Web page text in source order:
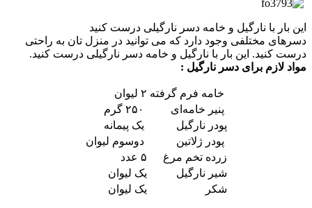
این بار با نارگیل و خامه دسر نارگیلی درست کنید
دسرهای مختلفی وجود دارد که می توانید در منزل تان به راحتی
درست کنید. این بار با نارگیل و خامه دسر نارگیلی درست کنید.
مواد لازم برای دسر نارگیل :
خامه فرم گرفته ۲ لیوان
پنیر خامه‌ای
پودر نارگیل
یک پیمانه
پودر ژلاتین
دوسوم لیوان
زرده تخم مرغ
۵ عدد
شیر نارگیل
یک لیوان
شکر
یک لیوان